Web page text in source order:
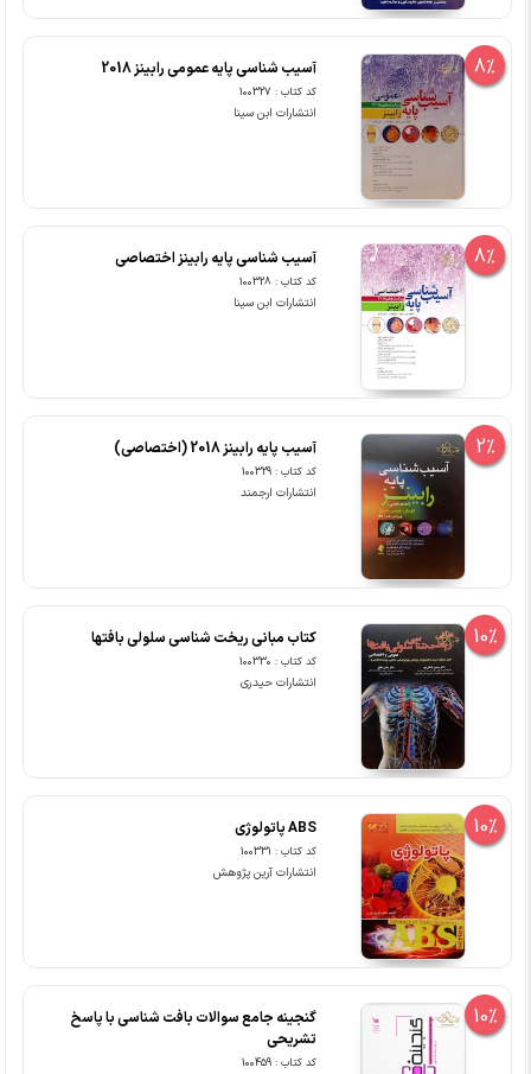
8% آسیب شناسی پایه عمومی رابینز 2018
کد کتاب : 100327
انتشارات ابن سینا
8% آسیب شناسی پایه رابینز اختصاصی
کد کتاب : 100328
انتشارات ابن سینا
2% آسیب پایه رابینز 2018 (اختصاصی)
کد کتاب : 100329
انتشارات ارجمند
10% کتاب مبانی ریخت شناسی سلولی بافتها
کد کتاب : 100330
انتشارات حیدری
10% ABS پاتولوژی
کد کتاب : 100331
انتشارات آرین پژوهش
10%
گنجینه جامع سوالات بافت شناسی با پاسخ
تشریحی
کد کتاب : 100459